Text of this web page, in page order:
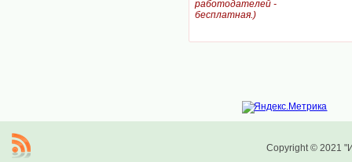
работодателей -
бесплатная.)
Copyright © 2021